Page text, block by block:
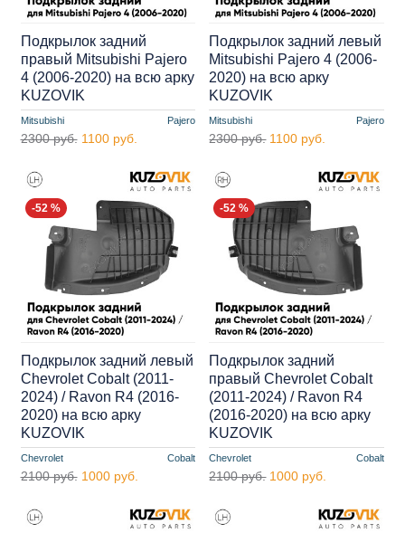
Mitsubishi Pajero
Подкрылок задний
правый Mitsubishi Pajero
4 (2006-2020) на всю арку
KUZOVIK
2300 руб. 1100 руб.
Mitsubishi Pajero
Подкрылок задний левый
Mitsubishi Pajero 4 (2006-
2020) на всю арку
KUZOVIK
2300 руб. 1100 руб.
-52 %
Chevrolet Cobalt
Подкрылок задний левый
Chevrolet Cobalt (2011-
2024) / Ravon R4 (2016-
2020) на всю арку
KUZOVIK
2100 руб. 1000 руб.
-52 %
Chevrolet Cobalt
Подкрылок задний
правый Chevrolet Cobalt
(2011-2024) / Ravon R4
(2016-2020) на всю арку
KUZOVIK
2100 руб. 1000 руб.